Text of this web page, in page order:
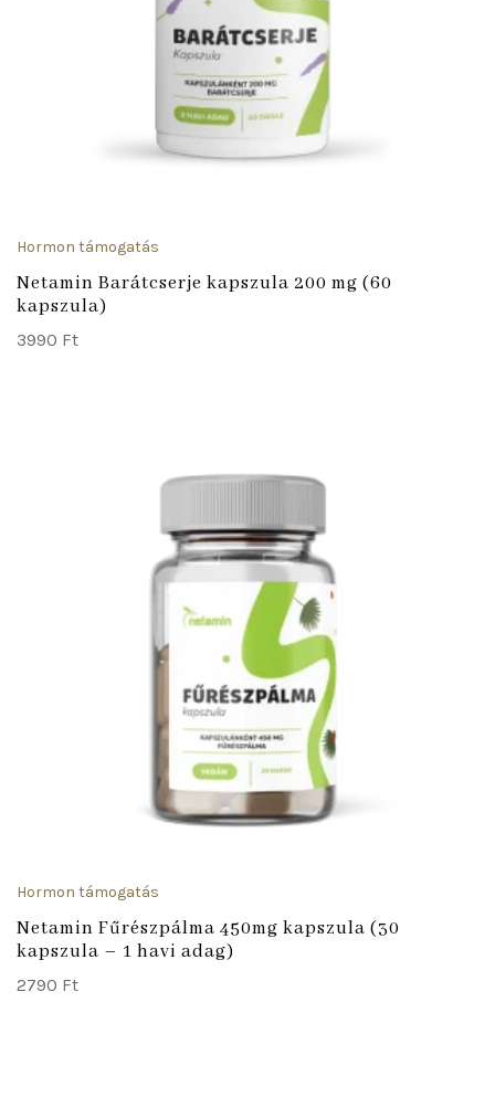
Hormon támogatás
Netamin Barátcserje kapszula 200 mg (60
kapszula)
3990 Ft
Hormon támogatás
Netamin Fűrészpálma 450mg kapszula (30
kapszula – 1 havi adag)
2790 Ft